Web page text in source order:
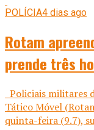
POLÍCIA4 dias ago
Rotam
prende três
Policiais militares
Tático Móvel
quinta-feira (9.7),